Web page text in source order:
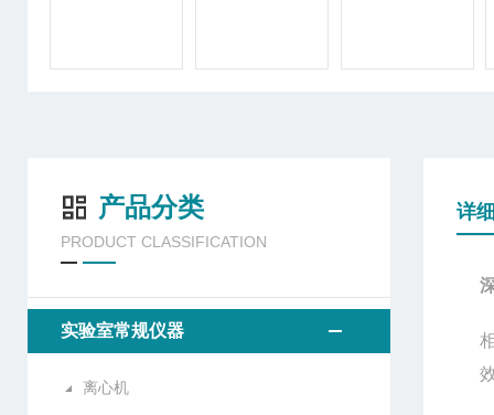
产品分类
PRODUCT CLASSIFICATION
实验室常规仪器
离心机
详